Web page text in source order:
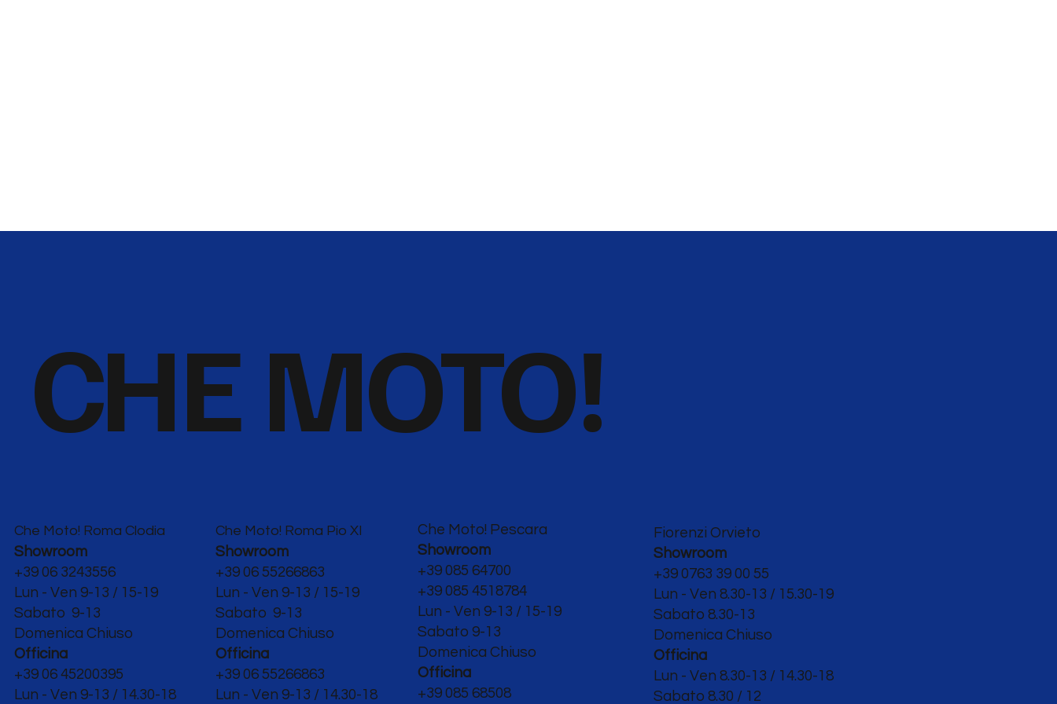
CHE MOTO!
Che Moto! Roma Clodia
Showroom
+39 06 3243556
Lun - Ven 9-13 / 15-19
Sabato 9-13
Domenica Chiuso
Officina
+39 06 45200395
Lun - Ven9-13 / 14.30-18
Che Moto! Roma Pio XI
Showroom
+39 06 55266863
Lun - Ven 9-13 / 15-19
Sabato 9-13
Domenica Chiuso
Officina
+39 06 55266863
Lun - Ven 9-13 / 14.30-18
Che Moto! Pescara
Showroom
+39 085 64700
+39 085 4518784
Lun - Ven 9-13 / 15-19
Sabato 9-13
Domenica Chiuso
Officina
+39 085 68508
Fiorenzi Orvieto
Showroom
+39 0763 39 00 55
Lun - Ven 8.30-13 / 15.30-19
Sabato 8.30-13
Domenica Chiuso
Officina
Lun - Ven 8.30-13 / 14.30-18
Sabato 8.30 / 12